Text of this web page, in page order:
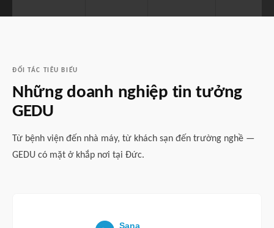
ĐỐI TÁC TIÊU BIỂU
Những doanh nghiệp tin tưởng
GEDU
Từ bệnh viện đến nhà máy, từ khách sạn đến trường nghề —
GEDU có mặt ở khắp nơi tại Đức.